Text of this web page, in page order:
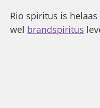
Rio spiritus is
wel brandspiritus